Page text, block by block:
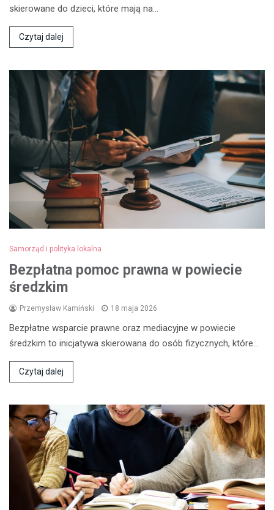
skierowane do dzieci, które mają na…
Czytaj dalej
Samorząd i polityka lokalna
Bezpłatna pomoc prawna w powiecie
średzkim
Przemysław Kamiński 18 maja 2026
Bezpłatne wsparcie prawne oraz mediacyjne w powiecie
średzkim to inicjatywa skierowana do osób fizycznych, które…
Czytaj dalej